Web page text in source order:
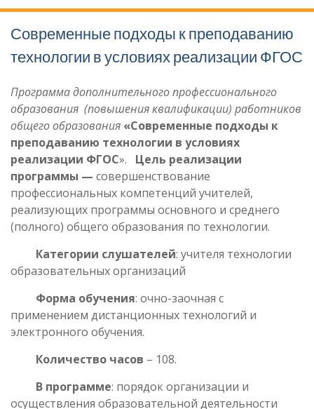
Современные подходы к преподаванию
технологии в условиях реализации ФГОС
Программа дополнительного профессионального
образования (повышения квалификации) работников
общего образования «Современные подходы к
преподаванию технологии в условиях
реализации ФГОС». Цель реализации
программы — совершенствование
профессиональных компетенций учителей,
реализующих программы основного и среднего
(полного) общего образования по технологии.
Категории слушателей: учителя технологии
образовательных организаций
Форма обучения: очно-заочная с
применением дистанционных технологий и
электронного обучения.
Количество часов – 108.
В программе: порядок организации и
осуществления образовательной деятельности